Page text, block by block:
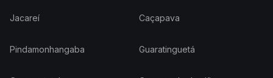
Jacareí Caçapava
Pindamonhangaba Guaratinguetá